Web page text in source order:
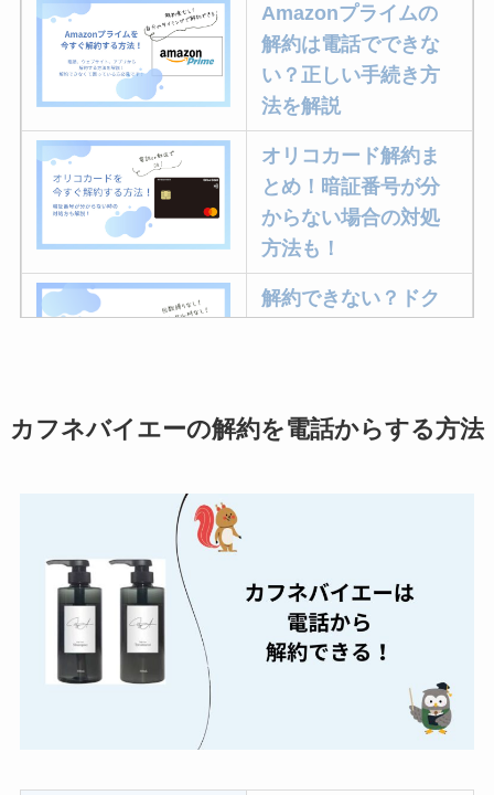
Amazonプライムの
解約は電話でできな
い？正しい手続き方
法を解説
オリコカード解約ま
とめ！暗証番号が分
からない場合の対処
方法も！
解約できない？ドク
ミュゼプラチナムの
レミノの解約方法ま
とめ！最短手続きや
ベストタイミングを
詳しく解説！
ユンス美容液の解約
カフネバイエーの解約を電話からする方法